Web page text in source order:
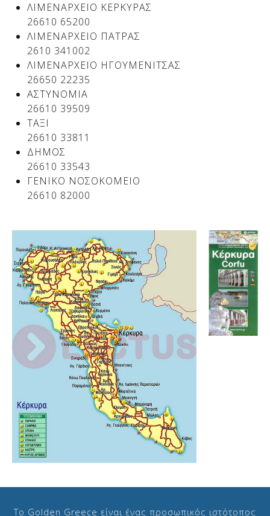
ΛΙΜΕΝΑΡΧΕΙΟ ΚΕΡΚΥΡΑΣ
26610 65200
ΛΙΜΕΝΑΡΧΕΙΟ ΠΑΤΡΑΣ
2610 341002
ΛΙΜΕΝΑΡΧΕΙΟ ΗΓΟΥΜΕΝΙΤΣΑΣ
26650 22235
ΑΣΤΥΝΟΜΙΑ
26610 39509
ΤΑΞΙ
26610 33811
ΔΗΜΟΣ
26610 33543
ΓΕΝΙΚΟ ΝΟΣΟΚΟΜΕΙΟ
26610 82000
Το Golden Greece είναι ένας προσωπικός ιστότοπος